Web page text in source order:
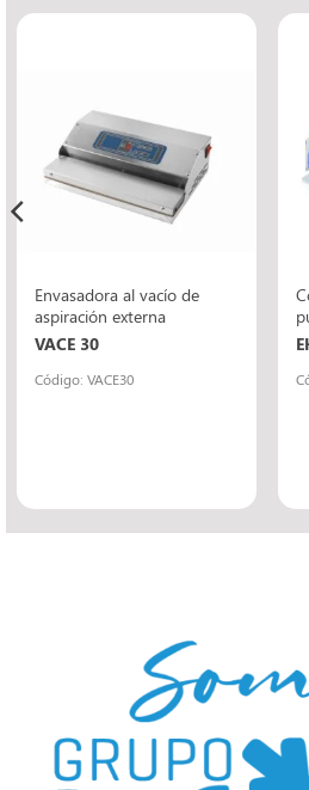
Envasadora al vacío de
aspiración externa
VACE 30
Código: VACE30